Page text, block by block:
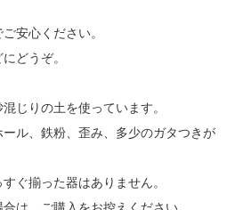
安心ください。
どうぞ。
じりの土を使っています。
ル、鉄粉、歪み、多少のガタつきが
ぐ揃った器はありません。